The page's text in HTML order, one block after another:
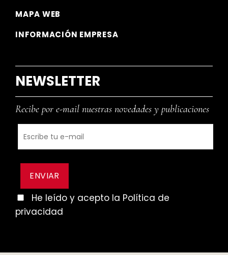
MAPA WEB
INFORMACIÓN EMPRESA
NEWSLETTER
Recibe por e-mail nuestras novedades y publicaciones
He leído y acepto la Política de
privacidad